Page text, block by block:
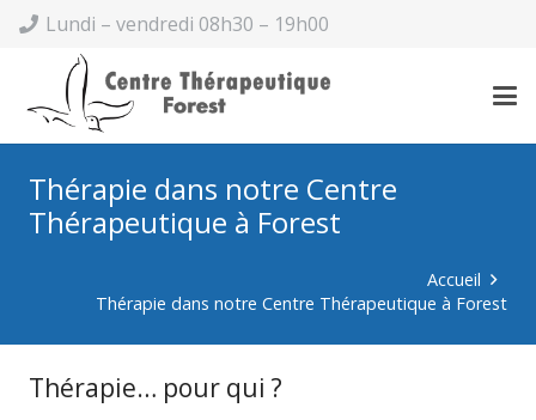
Lundi – vendredi 08h30 – 19h00
Thérapie dans notre Centre
Thérapeutique à Forest
Accueil
Thérapie dans notre Centre Thérapeutique à Forest
Thérapie… pour qui ?